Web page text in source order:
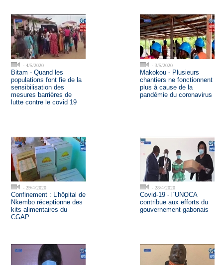
- 4/5/2020
Bitam - Quand les
populations font fie de la
sensibilisation des
mesures barrières de
lutte contre le covid 19
- 3/5/2020
Makokou - Plusieurs
chantiers ne fonctionnent
plus à cause de la
pandémie du coronavirus
- 29/4/2020
Confinement : L’hôpital de
Nkembo réceptionne des
kits alimentaires du
CGAP
- 28/4/2020
Covid-19 - l`UNOCA
contribue aux efforts du
gouvernement gabonais